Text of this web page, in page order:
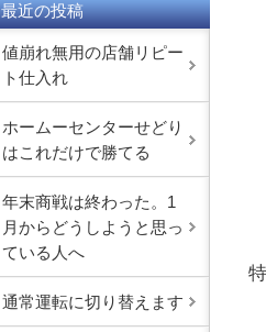
最近の投稿
値崩れ無用の店舗リピー
ト仕入れ
ホームーセンターせどり
はこれだけで勝てる
年末商戦は終わった。1
月からどうしようと思っ
ている人へ
通常運転に切り替えます